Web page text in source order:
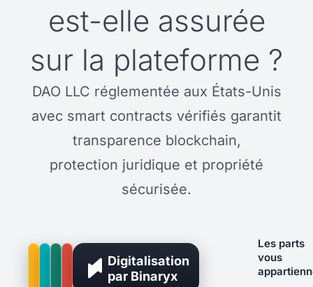
est-elle assurée
sur la plateforme ?
DAO LLC réglementée aux États-Unis
avec smart contracts vérifiés garantit
transparence blockchain,
protection juridique et propriété
sécurisée.
Digitalisation
par Binaryx
Les parts
vous